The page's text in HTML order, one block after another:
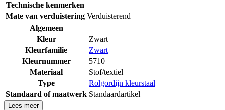
Technische kenmerken
Mate van verduistering Verduisterend
Algemeen
Kleur
Zwart
Kleurfamilie
Zwart
Kleurnummer
5710
Materiaal
Stof/textiel
Type
Rolgordijn kleurstaal
Standaard of maatwerk Standaardartikel
Lees meer